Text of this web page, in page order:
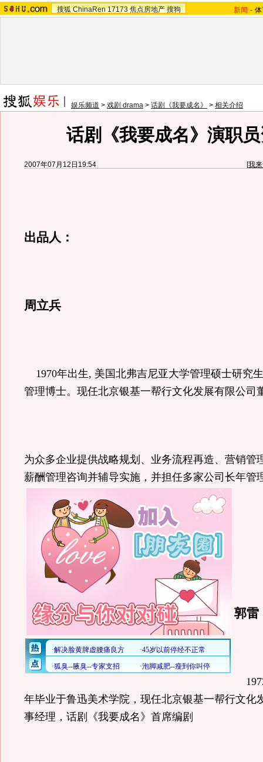
搜狐 ChinaRen 17173 焦点房地产 搜狗 新闻 -
娱乐频道 > 戏剧 drama > 话剧《我要成名》 > 相关介绍
话剧《我要成名》演职
2007年07月12日19:54 [我
出品人：
周立兵
1970年出生, 美国北弗吉尼亚大学管理硕士研究生
管理博士。现任北京银基一帮行文化发展有限公司
为众多企业提供战略规划、业务流程再造、营销管
薪酬管理咨询并辅导实施，并担任多家公司长年管
郭雷
年毕业于鲁迅美术学院，现任北京银基一帮行文化
事经理，话剧《我要成名》首席编剧